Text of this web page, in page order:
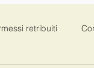
retribuiti